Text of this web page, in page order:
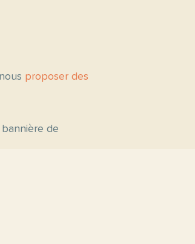
proposer des
de